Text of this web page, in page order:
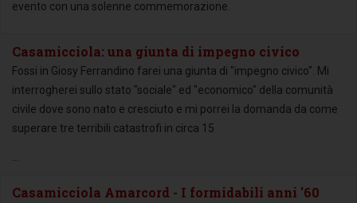
evento con una solenne commemorazione.
Casamicciola: una giunta di impegno civico
Fossi in Giosy Ferrandino farei una giunta di "impegno civico". Mi
interrogherei sullo stato "sociale" ed "economico" della comunità
civile dove sono nato e cresciuto e mi porrei la domanda da come
superare tre terribili catastrofi in circa 15
Casamicciola Amarcord - I formidabili anni '60